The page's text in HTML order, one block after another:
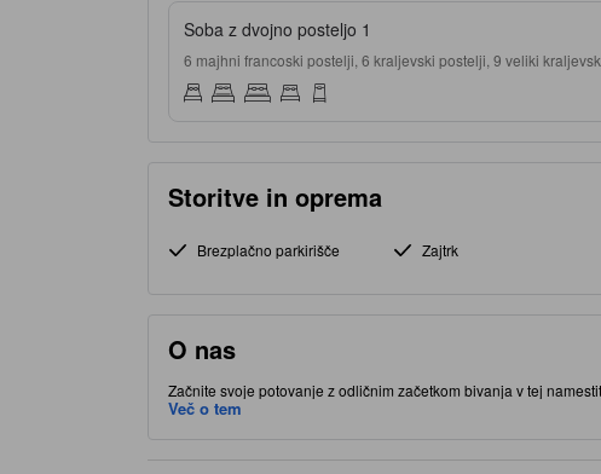
Soba z dvojno posteljo 1
6 majhni francoski postelji, 6 kraljevski postelji, 9 veliki
Storitve in oprema
Brezplačno parkirišče Zajtrk
O nas
Začnite svoje potovanje z odličnim začetkom bivanja v tej
Sragen City v mestu Sragen, vas postavlja blizu znamenitosti in
Več o tem